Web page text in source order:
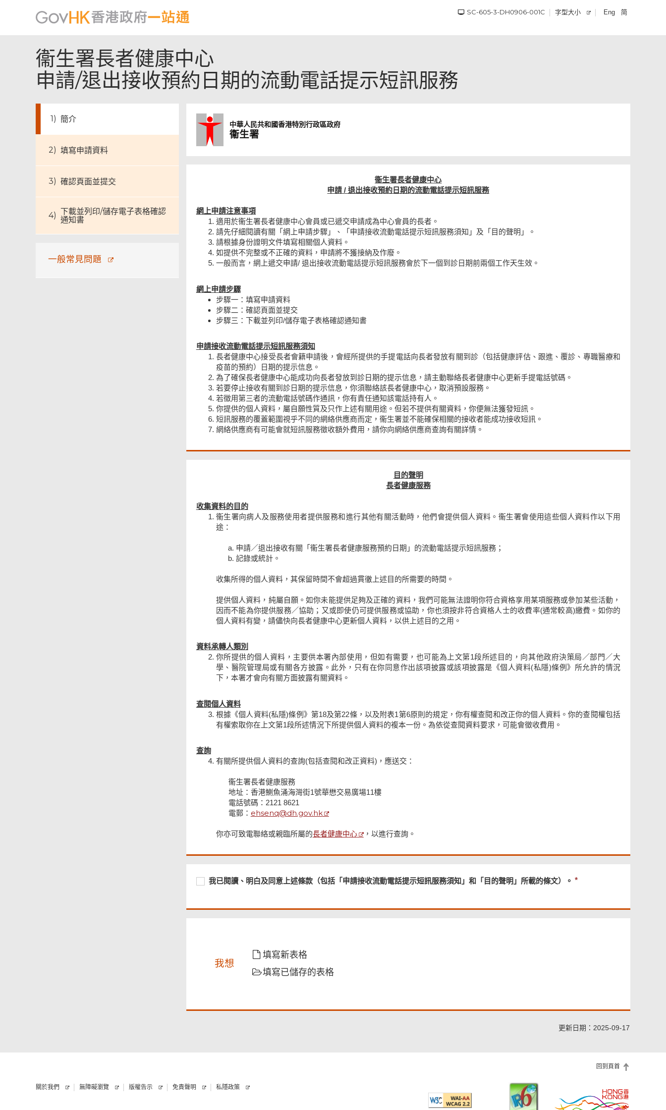
SC-605-3-DH0906-001C 字型大小 Eng 简
衞生署長者健康中心
申請/退出接收預約日期的流動電話提示短訊服務
簡介
填寫申請資料
確認頁面並提交
下載並列印/儲存電子表格確認
通知書
一般常見問題
中華人民共和國香港特別行政區政府
衞生署
衞生署長者健康中心
申請 / 退出接收預約日期的流動電話提示短訊服務
網上申請注意事項
適用於衞生署長者健康中心會員或已遞交申請成為中心會員的長者。
請先仔細閱讀有關「網上申請步驟」、「申請接收流動電話提示短訊服務須知」及「目的聲明」。
請根據身份證明文件填寫相關個人資料。
如提供不完整或不正確的資料，申請將不獲接納及作廢。
一般而言，網上遞交申請/ 退出接收流動電話提示短訊服務會於下一個到診日期前兩個工作天生效。
網上申請步驟
步驟一： 填寫申請資料
步驟二： 確認頁面並提交
步驟三： 下載並列印/儲存電子表格確認通知書
申請接收流動電話提示短訊服務須知
長者健康中心接受長者會籍申請後，會經所提供的手提電話向長者發放有關到診（包括健康評估、跟進、覆診、專職醫療和
疫苗的預約）日期的提示信息。
為了確保長者健康中心能成功向長者發放到診日期的提示信息，請主動聯絡長者健康中心更新手提電話號碼。
若要停止接收有關到診日期的提示信息，你須聯絡該長者健康中心，取消預設服務。
若徵用第三者的流動電話號碼作通訊，你有責任通知該電話持有人。
你提供的個人資料，屬自願性質及只作上述有關用途。但若不提供有關資料，你便無法獲發短訊。
短訊服務的覆蓋範圍視乎不同的網絡供應商而定，衞生署並不能確保相關的接收者能成功接收短訊。
網絡供應商有可能會就短訊服務徵收額外費用，請你向網絡供應商查詢有關詳情。
目的聲明
長者健康服務
收集資料的目的
衞生署向病人及服務使用者提供服務和進行其他有關活動時，他們會提供個人資料。衞生署會使用這些個人資料作以下用
途：
申請／退出接收有關「衞生署長者健康服務預約日期」的流動電話提示短訊服務；
記錄或統計。
收集所得的個人資料，其保留時間不會超過貫徹上述目的所需要的時間。
提供個人資料，純屬自願。如你未能提供足夠及正確的資料，我們可能無法證明你符合資格享用某項服務或參加某些活動，
因而不能為你提供服務／協助；又或即使仍可提供服務或協助，你也須按非符合資格人士的收費率(通常較高)繳費。如你的
個人資料有變，請儘快向長者健康中心更新個人資料，以供上述目的之用。
資料承轉人類別
你所提供的個人資料，主要供本署內部使用，但如有需要，也可能為上文第1段所述目的，向其他政府決策局／部門／大
學、醫院管理局或有關各方披露。此外，只有在你同意作出該項披露或該項披露是《個人資料(私隱)條例》所允許的情況
下，本署才會向有關方面披露有關資料。
查閱個人資料
根據《個人資料(私隱)條例》第18及第22條，以及附表1第6原則的規定，你有權查閱和改正你的個人資料。你的查閱權包括
有權索取你在上文第1段所述情況下所提供個人資料的複本一份。為依從查閱資料要求，可能會徵收費用。
查詢
有關所提供個人資料的查詢(包括查閱和改正資料)，應送交：
衞生署長者健康服務
地址：香港鰂魚涌海灣街1號華懋交易廣場11樓
電話號碼：2121 8621
電郵： ehsenq@dh.gov.hk
你亦可致電聯絡或親臨所屬的長者健康中心 ，以進行查詢。
我
讀、
動
必
供
我已閱讀、明白及同意上述條款（包括「申請接收流動電話提示短訊服務須知」和「目的聲明」所載的條文）。
必
供
我想
填寫新表格
填寫已儲存的表格
更新日期：2025-09-17
回到頁首
關於我們 無障礙瀏覽 版權告示 免責聲明 私隱政策